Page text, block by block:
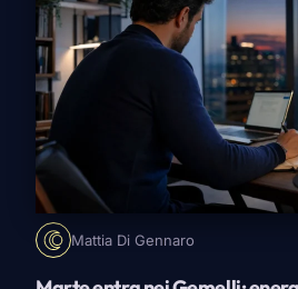
Mattia Di Gennaro